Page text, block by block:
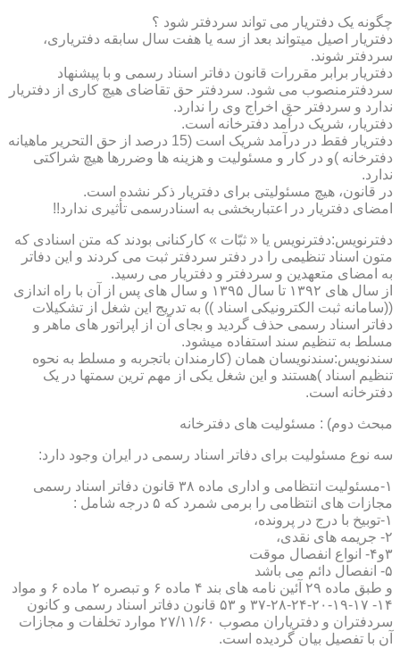
چگونه یک دفتریار می تواند سردفتر شود ؟
دفتریار اصیل میتواند بعد از سه یا هفت سال سابقه دفتریاری،
سردفتر شوند.
دفتریار برابر مقررات قانون دفاتر اسناد رسمی و با پیشنهاد
سردفترمنصوب می شود. سردفتر حق تقاضای هیچ کاری از دفتریار
ندارد و سردفتر حق اخراج وی را ندارد.
دفتریار، شریک درآمد دفترخانه است.
دفتریار فقط در درآمد شریک است (15 درصد از حق التحریر ماهیانه
دفترخانه )و در کار و مسئولیت و هزینه ها وضررها هیچ شراکتی
ندارد.
در قانون، هیچ مسئولیتی برای دفتریار ذکر نشده است.
امضای دفتریار در اعتباربخشی به اسنادرسمی تأثیری ندارد!!
دفترنویس:دفترنویس یا « ثبّات » کارکنانی بودند که متن اسنادی که
متون اسناد تنظیمی را در دفتر سردفتر ثبت می کردند و این دفاتر
به امضای متعهدین و سردفتر و دفتریار می رسید.
از سال های ۱۳۹۲ تا سال ۱۳۹۵ و سال های پس از آن با راه اندازی
((سامانه ثبت الکترونیکی اسناد )) به تدریج این شغل از تشکیلات
دفاتر اسناد رسمی حذف گردید و بجای آن از اپراتور های ماهر و
مسلط به تنظیم سند استفاده میشود.
سندنویس:سندنویسان همان (کارمندان باتجربه و مسلط به نحوه
تنظیم اسناد )هستند و این شغل یکی از مهم ترین سمتها در یک
دفترخانه است.
مبحث دوم) : مسئولیت های دفترخانه
سه نوع مسئولیت برای دفاتر اسناد رسمی در ایران وجود دارد:
۱-مسئولیت انتظامی و اداری ماده ۳۸ قانون دفاتر اسناد رسمی
مجازات های انتظامی را برمی شمرد که ۵ درجه شامل :
۱-توبیخ با درج در پرونده،
۲- جریمه های نقدی،
۳و۴- انواع انفصال موقت
۵- انفصال دائم می باشد
و طبق ماده ۲۹ آئین نامه های بند ۴ ماده ۶ و تبصره ۲ ماده ۶ و مواد
۱۴- ۱۷-۱۹-۲۰-۲۴-۲۸-۳۷ و ۵۳ قانون دفاتر اسناد رسمی و کانون
سردفتران و دفتریاران مصوب ۲۷/۱۱/۶۰ موارد تخلفات و مجازات
آن با تفصیل بیان گردیده است.